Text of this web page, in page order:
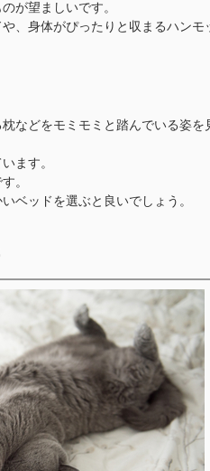
が望ましいです。
、身体がぴったりと収まるハンモ
などをモミモミと踏んでいる姿を
ます。
。
ベッドを選ぶと良いでしょう。